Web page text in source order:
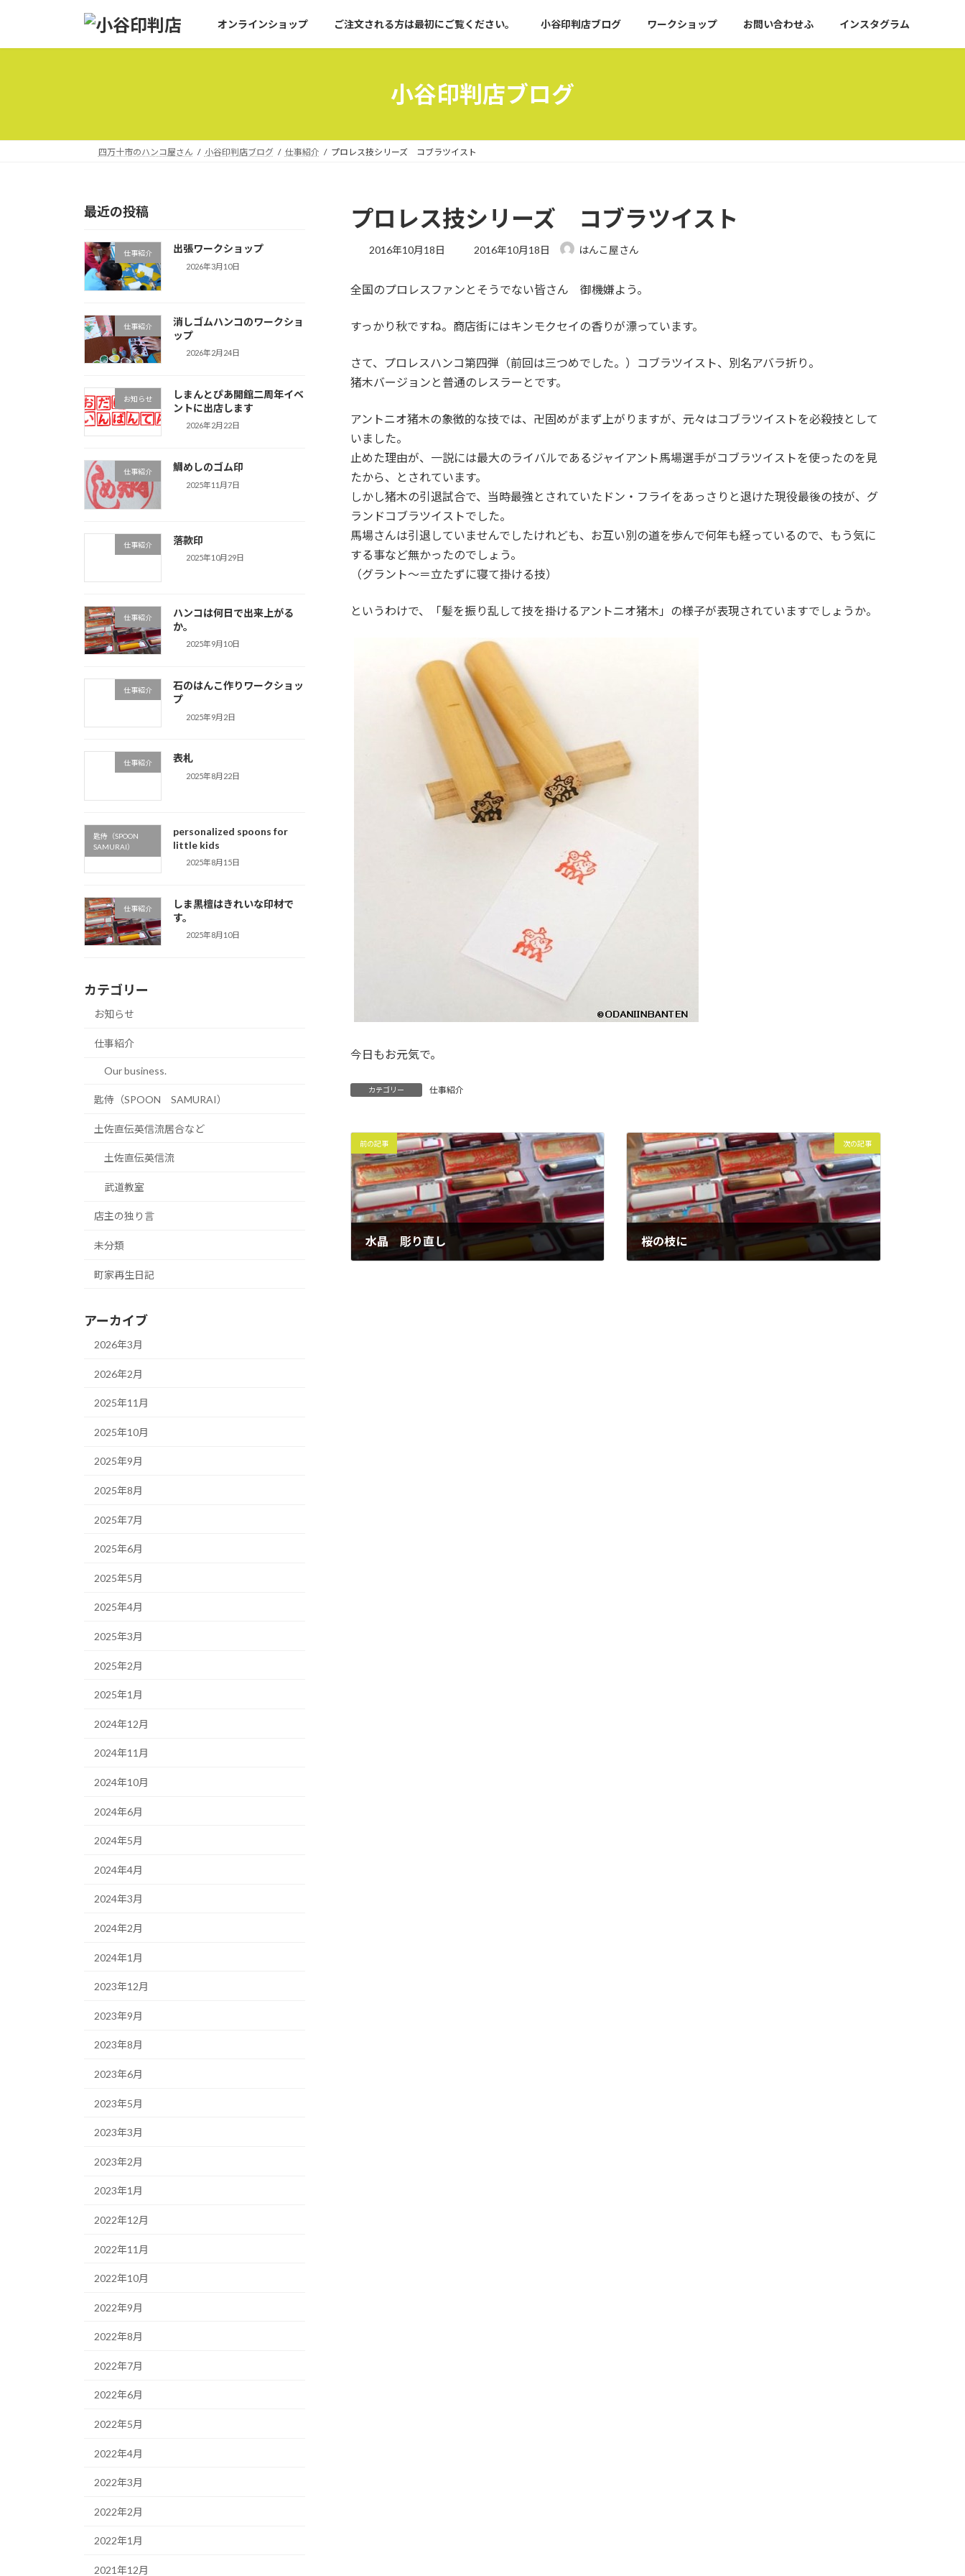
オンラインショップ ご注文される方は最初にご覧ください。 小谷印判店ブログ ワークショップ お問い合わせふ インスタグラム
小谷印判店ブログ
四万十市のハンコ屋さん 小谷印判店ブログ 仕事紹介 プロレス技シリーズ コブラツイスト
プロレス技シリーズ コブラツイスト
2016年10月18日
最
新
時
:
2016年10月18日 はんこ屋さん
全国のプロレスファンとそうでない皆さん 御機嫌よう。
すっかり秋ですね。商店街にはキンモクセイの香りが漂っています。
さて、プロレスハンコ第四弾（前回は三つめでした。）コブラツイスト、別名アバラ折り。
猪木バージョンと普通のレスラーとです。
アントニオ猪木の象徴的な技では、卍固めがまず上がりますが、元々はコブラツイストを必殺技として
いました。
止めた理由が、一説には最大のライバルであるジャイアント馬場選手がコブラツイストを使ったのを見
たから、とされています。
しかし猪木の引退試合で、当時最強とされていたドン・フライをあっさりと退けた現役最後の技が、グ
ランドコブラツイストでした。
馬場さんは引退していませんでしたけれども、お互い別の道を歩んで何年も経っているので、もう気に
する事など無かったのでしょう。
（グラント～＝立たずに寝て掛ける技）
というわけで、「髪を振り乱して技を掛けるアントニオ猪木」の様子が表現されていますでしょうか。
今日もお元気で。
カテゴリー 仕事紹介
前の記事
水晶 彫り直し
次の記事
桜の枝に
最近の投稿
仕事紹介 出張ワークショップ
2026年3月10日
仕事紹介
消しゴムハンコのワークショ
ップ
2026年2月24日
お知らせ
しまんとぴあ開館二周年イベ
ントに出店します
2026年2月22日
仕事紹介 鯛めしのゴム印
2025年11月7日
仕事紹介 落款印
2025年10月29日
仕事紹介
ハンコは何日で出来上がる
か。
2025年9月10日
仕事紹介
石のはんこ作りワークショッ
プ
2025年9月2日
仕事紹介 表札
2025年8月22日
匙侍（SPOON
SAMURAI）
personalized spoons for
little kids
2025年8月15日
仕事紹介
しま黒檀はきれいな印材で
す。
2025年8月10日
カテゴリー
お知らせ
仕事紹介
Our business.
匙侍（SPOON SAMURAI）
土佐直伝英信流居合など
土佐直伝英信流
武道教室
店主の独り言
未分類
町家再生日記
アーカイブ
2026年3月
2026年2月
2025年11月
2025年10月
2025年9月
2025年8月
2025年7月
2025年6月
2025年5月
2025年4月
2025年3月
2025年2月
2025年1月
2024年12月
2024年11月
2024年10月
2024年6月
2024年5月
2024年4月
2024年3月
2024年2月
2024年1月
2023年12月
2023年9月
2023年8月
2023年6月
2023年5月
2023年3月
2023年2月
2023年1月
2022年12月
2022年11月
2022年10月
2022年9月
2022年8月
2022年7月
2022年6月
2022年5月
2022年4月
2022年3月
2022年2月
2022年1月
2021年12月